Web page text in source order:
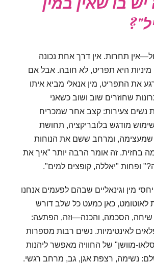
תחרות. אין דרך אחת נכונה
מיניות היא תפריט, לא חובה. אבל אם
את התפריט, מין אנאלי מביא איתו
שחוזרים שוב ושוב כשאני
נשים צעירות: קצב אחר שמכריח
מודגש בלובריקציה, תחושת
שמעצימה, ומרחב ששם את הנוחות
בחזית. זה אומר הרבה יותר "איך את
ופחות "יאללה, קופצים למים".
מין וגינאליים שבהם לפעמים אנחנו
לאוטומט, כאן כמעט כל שלב דורש
שיחה, הסכמה, והכנה—וזה, הפתעה:
לאינטימיות. נשים רבות מספרות
מוושן" של החוויה מאפשר ליהנות
נשימה, רצפת אגן, גב, מרחב רגשי.